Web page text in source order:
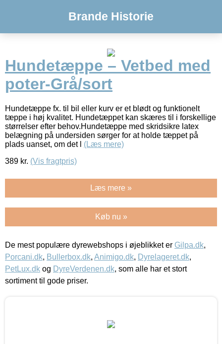
Brande Historie
Hundetæppe – Vetbed med
poter-Grå/sort
Hundetæppe fx. til bil eller kurv er et blødt og funktionelt
tæppe i høj kvalitet. Hundetæppet kan skæres til i forskellige
størrelser efter behov.Hundetæppe med skridsikre latex
belægning på undersiden sørger for at holde tæppet på
plads uanset, om det l (Læs mere)
389 kr. (Vis fragtpris)
Læs mere »
Køb nu »
De mest populære dyrewebshops i øjeblikket er Gilpa.dk,
Porcani.dk, Bullerbox.dk, Animigo.dk, Dyrelageret.dk,
PetLux.dk og DyreVerdenen.dk, som alle har et stort
sortiment til gode priser.